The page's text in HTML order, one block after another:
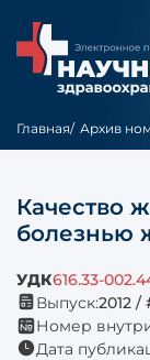
Главная Архив
Качество
болезнью
УДК616.33-
Выпуск:2012 /
Номер
Дата